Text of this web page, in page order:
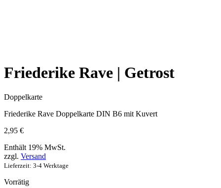
Friederike Rave | Getrost
Doppelkarte
Friederike Rave Doppelkarte DIN B6 mit Kuvert
2,95 €
Enthält 19% MwSt.
zzgl. Versand
Lieferzeit: 3-4 Werktage
Vorrätig